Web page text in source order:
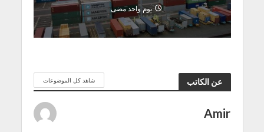
يوم واحد مضى
عن الكاتب شاهد كل الموضوعات
Amir